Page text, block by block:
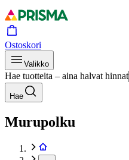
Ostoskori
Valikko
Hae tuotteita – aina halvat hinnat
Hae
Murupolku